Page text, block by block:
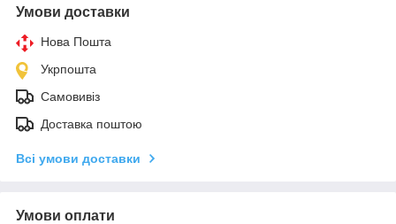
Умови доставки
Нова Пошта
Укрпошта
Самовивіз
Доставка поштою
Всі умови доставки
Умови оплати